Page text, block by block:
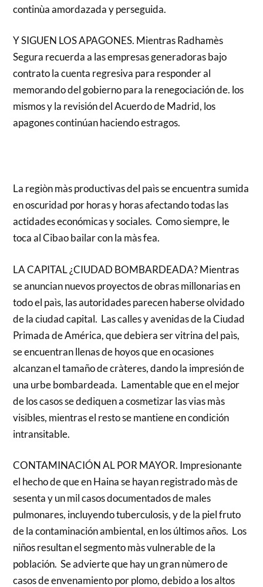
continùa amordazada y perseguida.
Y SIGUEN LOS APAGONES. Mientras Radhamès
Segura recuerda a las empresas generadoras bajo
contrato la cuenta regresiva para responder al
memorando del gobierno para la renegociación de. los
mismos y la revisión del Acuerdo de Madrid, los
apagones continúan haciendo estragos.
La regiòn màs productivas del paìs se encuentra sumida
en oscuridad por horas y horas afectando todas las
actidades económicas y sociales. Como siempre, le
toca al Cibao bailar con la màs fea.
LA CAPITAL ¿CIUDAD BOMBARDEADA? Mientras
se anuncian nuevos proyectos de obras millonarias en
todo el paìs, las autoridades parecen haberse olvidado
de la ciudad capital. Las calles y avenidas de la Ciudad
Primada de América, que debiera ser vitrina del paìs,
se encuentran llenas de hoyos que en ocasiones
alcanzan el tamaño de cràteres, dando la impresión de
una urbe bombardeada. Lamentable que en el mejor
de los casos se dediquen a cosmetizar las vias màs
visibles, mientras el resto se mantiene en condición
intransitable.
CONTAMINACIÓN AL POR MAYOR. Impresionante
el hecho de que en Haina se hayan registrado màs de
sesenta y un mil casos documentados de males
pulmonares, incluyendo tuberculosis, y de la piel fruto
de la contaminación ambiental, en los últimos años. Los
niños resultan el segmento màs vulnerable de la
población. Se advierte que hay un gran nùmero de
casos de envenamiento por plomo, debido a los altos